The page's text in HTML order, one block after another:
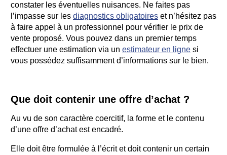
constater les éventuelles nuisances. Ne faites pas
l’impasse sur les diagnostics obligatoires et n’hésitez pas
à faire appel à un professionnel pour vérifier le prix de
vente proposé. Vous pouvez dans un premier temps
effectuer une estimation via un estimateur en ligne si
vous possédez suffisamment d’informations sur le bien.
Que doit contenir une offre d’achat ?
Au vu de son caractère coercitif, la forme et le contenu
d’une offre d’achat est encadré.
Elle doit être formulée à l’écrit et doit contenir un certain